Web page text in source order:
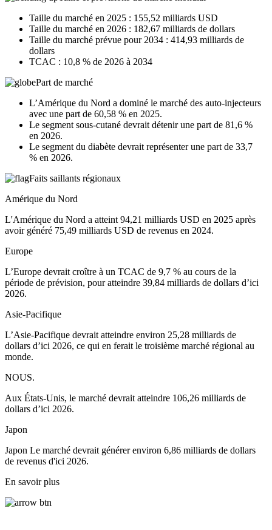
Taille du marché en 2025 : 155,52 milliards USD
Taille du marché en 2026 : 182,67 milliards de dollars
Taille du marché prévue pour 2034 : 414,93 milliards de
dollars
TCAC : 10,8 % de 2026 à 2034
Part de marché
L’Amérique du Nord a dominé le marché des auto-injecteurs
avec une part de 60,58 % en 2025.
Le segment sous-cutané devrait détenir une part de 81,6 %
en 2026.
Le segment du diabète devrait représenter une part de 33,7
% en 2026.
Faits saillants régionaux
Amérique du Nord
L'Amérique du Nord a atteint 94,21 milliards USD en 2025 après
avoir généré 75,49 milliards USD de revenus en 2024.
Europe
L’Europe devrait croître à un TCAC de 9,7 % au cours de la
période de prévision, pour atteindre 39,84 milliards de dollars d’ici
2026.
Asie-Pacifique
L’Asie-Pacifique devrait atteindre environ 25,28 milliards de
dollars d’ici 2026, ce qui en ferait le troisième marché régional au
monde.
NOUS.
Aux États-Unis, le marché devrait atteindre 106,26 milliards de
dollars d’ici 2026.
Japon
Japon Le marché devrait générer environ 6,86 milliards de dollars
de revenus d'ici 2026.
En savoir plus